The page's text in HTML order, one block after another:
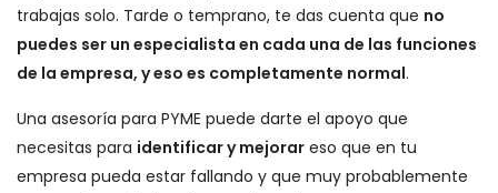
trabajas solo. Tarde o temprano, te das cuenta que no
puedes ser un especialista en cada una de las funciones
de la empresa, y eso es completamente normal.
Una asesoría para PYME puede darte el apoyo que
necesitas para identificar y mejorar eso que en tu
empresa pueda estar fallando y que muy probablemente